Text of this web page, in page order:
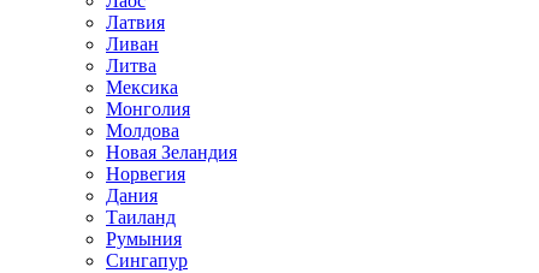
Латвия
Ливан
Литва
Мексика
Монголия
Молдова
Новая Зеландия
Норвегия
Дания
Таиланд
Румыния
Сингапур